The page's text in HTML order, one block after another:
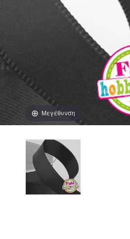
Μεγέθυνση